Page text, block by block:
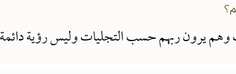
وهم يرون ربهم حسب التجليات وليس رؤية